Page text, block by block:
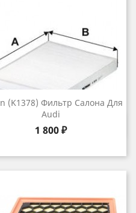
(K1378) Фильтр Салона Для
Audi
Цена
1 800 ₽
Быстрый просмотр